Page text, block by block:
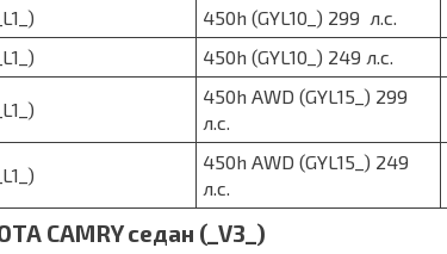
450h (GYL10_) 299 л.с.
450h (GYL10_) 249 л.с.
450h AWD (GYL15_) 299
л.с.
450h AWD (GYL15_) 249
л.с.
CAMRY седан (_V3_)